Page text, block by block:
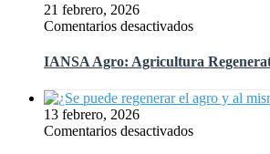
21 febrero, 2026
Comentarios desactivadosen
Agro:
Agricultura
Regenerativa
IANSA Agro: Agricultura
13 febrero, 2026
Comentarios desactivadosen